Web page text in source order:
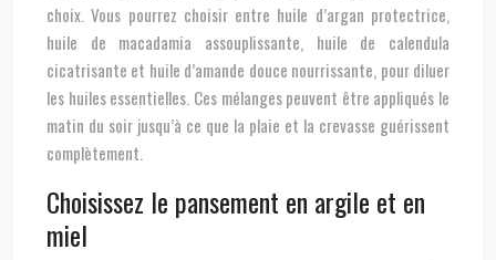
choix. Vous pourrez choisir entre huile d’argan protectrice,
huile de macadamia assouplissante, huile de calendula
cicatrisante et huile d’amande douce nourrissante, pour diluer
les huiles essentielles. Ces mélanges peuvent être appliqués le
matin du soir jusqu’à ce que la plaie et la crevasse guérissent
complètement.
Choisissez le pansement en argile et en
miel